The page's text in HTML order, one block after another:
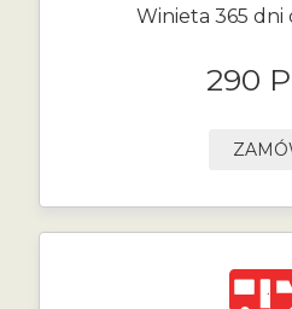
Winieta 365 dni
290